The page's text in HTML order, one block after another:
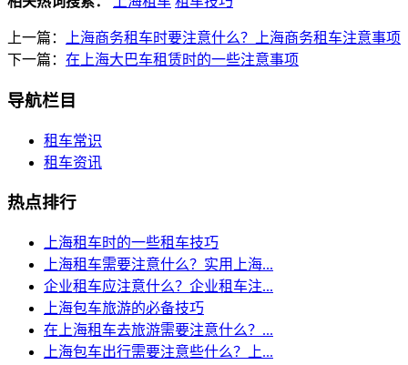
上一篇：
上海商务租车时要注意什么？上海商务租车注意事项
下一篇： 在上海大巴车租赁时的一些注意事项
导航栏目
租车常识
租车资讯
热点排行
上海租车时的一些租车技巧
上海租车需要注意什么？实用上海...
企业租车应注意什么？企业租车注...
上海包车旅游的必备技巧
在上海租车去旅游需要注意什么？...
上海包车出行需要注意些什么？上...